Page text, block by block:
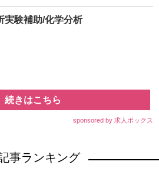
実験補助/化学分析
続きはこちら
sponsored by 求人ボックス
事ランキング